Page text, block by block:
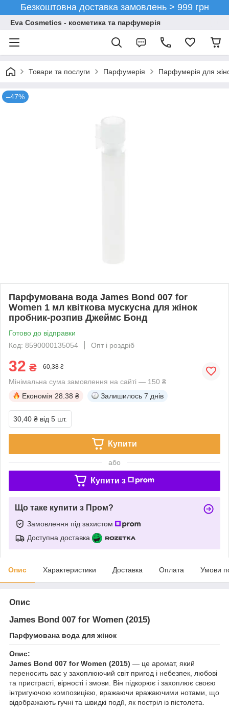
Безкоштовна доставка замовлень > 999 грн
Eva Cosmetics - косметика та парфумерія
Товари та послуги Парфумерія Парфумерія для
–47%
Парфумована вода James Bond 007 for
Women 1 мл квіткова мускусна для жінок
пробник-розпив Джеймс Бонд
Готово до відправки
Код: 8590000135054
Опт і роздріб
32 ₴ 60,38 ₴
Мінімальна сума замовлення на сайті — 150 ₴
Економія 28.38 ₴ Залишилось 7 днів
30,40 ₴ від 5 шт.
Купити
або
Купити з
Що таке купити з Пром?
Замовлення під захистом
Доступна доставка
Опис Характеристики Доставка Оплата Умови
Опис
James Bond 007 for Women (2015)
Парфумована вода для жінок
Опис:
James Bond 007 for Women (2015) — це аромат, який
переносить вас у захоплюючий світ пригод і небезпек, любові
та пристрасті, вірності і змови. Він підкорює і захоплює своєю
інтригуючою композицією, вражаючи вражаючими нотами, що
відображають гучні та швидкі події, як постріл із пістолета.